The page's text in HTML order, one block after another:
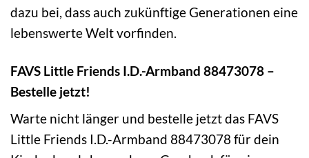
dazu bei, dass auch zukünftige Generationen eine
lebenswerte Welt vorfinden.
FAVS Little Friends I.D.-Armband 88473078 –
Bestelle jetzt!
Warte nicht länger und bestelle jetzt das FAVS
Little Friends I.D.-Armband 88473078 für dein